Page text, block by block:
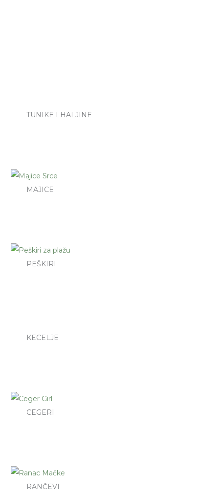
TUNIKE I HALJINE
MAJICE
PEŠKIRI
KECELJE
CEGERI
RANČEVI